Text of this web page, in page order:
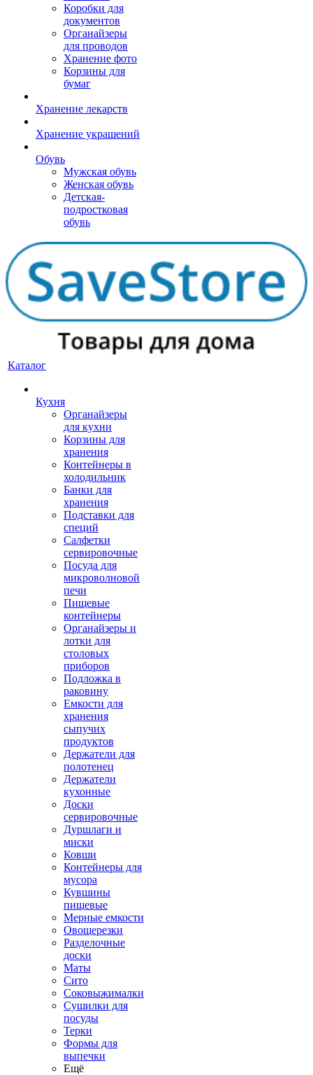
Коробки для
документов
Органайзеры
для проводов
Хранение фото
Корзины для
бумаг
Хранение лекарств
Хранение украшений
Обувь
Мужская обувь
Женская обувь
Детская-
подростковая
обувь
Каталог
Кухня
Органайзеры
для кухни
Корзины для
хранения
Контейнеры в
холодильник
Банки для
хранения
Подставки для
специй
Салфетки
сервировочные
Посуда для
микроволновой
печи
Пищевые
контейнеры
Органайзеры и
лотки для
столовых
приборов
Подложка в
раковину
Емкости для
хранения
сыпучих
продуктов
Держатели для
полотенец
Держатели
кухонные
Доски
сервировочные
Дуршлаги и
миски
Ковши
Контейнеры для
мусора
Кувшины
пищевые
Мерные емкости
Овощерезки
Разделочные
доски
Маты
Сито
Соковыжималки
Сушилки для
посуды
Терки
Формы для
выпечки
Ещё